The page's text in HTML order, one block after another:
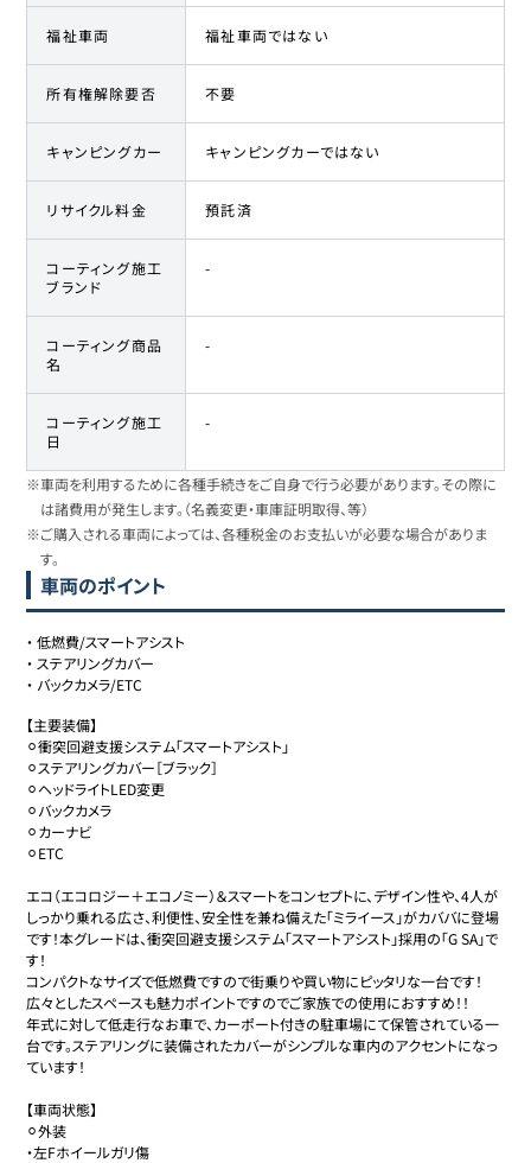
福祉車両 福祉車両ではない
所有権解除要否 不要
キャンピングカー キャンピングカーではない
リサイクル料金 預託済
コーティング施工
ブランド
-
コーティング商品
名
-
コーティング施工
日
-
※車両を利用するために各種手続きをご自身で行う必要があります。その際に
は諸費用が発生します。（名義変更・車庫証明取得、等）
※ご購入される車両によっては、各種税金のお支払いが必要な場合がありま
す。
車両のポイント
・低燃費/スマートアシスト
・ ステアリングカバー
・ バックカメラ/ETC
【主要装備】
⚪︎衝突回避支援システム「スマートアシスト」
⚪︎ステアリングカバー［ブラック］
⚪︎ヘッドライトLED変更
⚪︎バックカメラ
⚪︎カーナビ
⚪︎ETC
エコ（エコロジー＋エコノミー）＆スマートをコンセプトに、デザイン性や、4人が
しっかり乗れる広さ、利便性、安全性を兼ね備えた「ミライース」がカババに登場
です！本グレードは、衝突回避支援システム「スマートアシスト」採用の「G SA」で
す！
コンパクトなサイズで低燃費ですので街乗りや買い物にピッタリな一台です！
広々としたスペースも魅力ポイントですのでご家族での使用におすすめ！！
年式に対して低走行なお車で、カーポート付きの駐車場にて保管されている一
台です。ステアリングに装備されたカバーがシンプルな車内のアクセントになっ
ています！
【車両状態】
⚪︎外装
・左Fホイールガリ傷